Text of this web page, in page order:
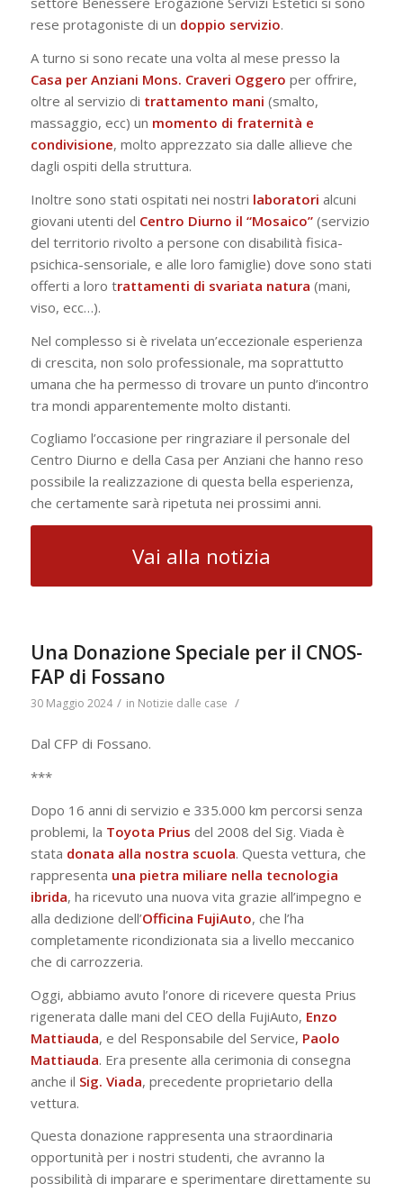
rese protagoniste di un doppio servizio.
A turno si sono recate una volta al mese presso la
Casa per Anziani Mons. Craveri Oggero per offrire,
oltre al servizio di trattamento mani (smalto,
massaggio, ecc) un momento di fraternità e
condivisione, molto apprezzato sia dalle allieve che
dagli ospiti della struttura.
Inoltre sono stati ospitati nei nostri laboratori alcuni
giovani utenti del Centro Diurno il “Mosaico” (servizio
del territorio rivolto a persone con disabilità fisica-
psichica-sensoriale, e alle loro famiglie) dove sono stati
offerti a loro trattamenti di svariata natura (mani,
viso, ecc…).
Nel complesso si è rivelata un’eccezionale esperienza
di crescita, non solo professionale, ma soprattutto
umana che ha permesso di trovare un punto d’incontro
tra mondi apparentemente molto distanti.
Cogliamo l’occasione per ringraziare il personale del
Centro Diurno e della Casa per Anziani che hanno reso
possibile la realizzazione di questa bella esperienza,
che certamente sarà ripetuta nei prossimi anni.
Vai alla notizia
Una Donazione Speciale per il CNOS-
FAP di Fossano
30 Maggio 2024 / in Notizie dalle case /
Dal CFP di Fossano.
***
Dopo 16 anni di servizio e 335.000 km percorsi senza
problemi, la Toyota Prius del 2008 del Sig. Viada è
stata donata alla nostra scuola. Questa vettura, che
rappresenta una pietra miliare nella tecnologia
ibrida, ha ricevuto una nuova vita grazie all’impegno e
alla dedizione dell’Officina FujiAuto, che l’ha
completamente ricondizionata sia a livello meccanico
che di carrozzeria.
Oggi, abbiamo avuto l’onore di ricevere questa Prius
rigenerata dalle mani del CEO della FujiAuto, Enzo
Mattiauda, e del Responsabile del Service, Paolo
Mattiauda. Era presente alla cerimonia di consegna
anche il Sig. Viada, precedente proprietario della
vettura.
Questa donazione rappresenta una straordinaria
opportunità per i nostri studenti, che avranno la
possibilità di imparare e sperimentare direttamente su